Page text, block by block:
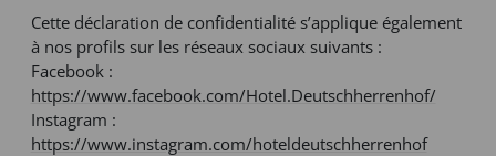
Cette déclaration de confidentialité s’applique également
à nos profils sur les réseaux sociaux suivants :
Facebook :
https://www.facebook.com/Hotel.Deutschherrenhof/
Instagram :
https://www.instagram.com/hoteldeutschherrenhof